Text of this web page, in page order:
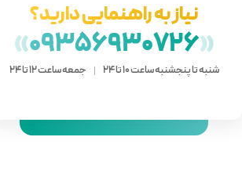
»
ساعت 12 تا 24